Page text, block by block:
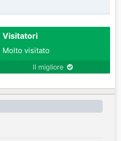
Visitatori
Molto visitato
Il migliore